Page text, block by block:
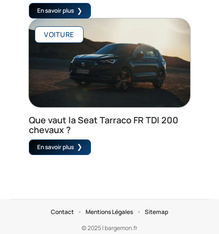
En savoir plus
VOITURE
Que vaut la Seat Tarraco FR TDI 200
chevaux ?
En savoir plus
© 2025 | bargemon.fr
Contact Mentions Légales Sitemap